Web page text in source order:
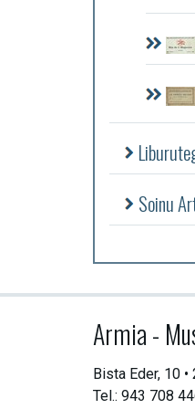
Soinu
Armia -
Bista Eder, 10
Tel.: 943 708